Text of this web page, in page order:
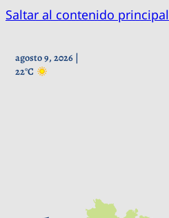
Saltar al contenido principal
agosto 9, 2026 |
22°C